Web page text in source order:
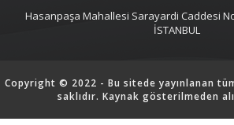
Hasanpaşa Mahallesi Sarayardi Caddesi
İSTANBUL
Copyright © 2022 - Bu sitede yayınlanan
saklıdır. Kaynak gösterilmeden